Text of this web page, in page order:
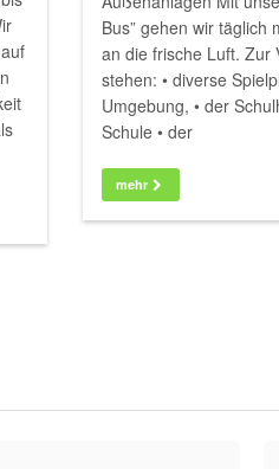
Bus” gehen wir täglich
an die frische Luft. Zur
stehen: • diverse
Umgebung, • der
Schule • der
mehr